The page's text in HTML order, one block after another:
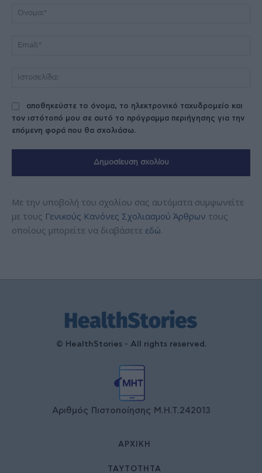
αποθηκεύστε το όνομα, το ηλεκτρονικό ταχυδρομείο και
τον ιστότοπό μου σε αυτό το πρόγραμμα περιήγησης για την
επόμενη φορά που θα σχολιάσω.
Με την υποβολή του σχολίου σας αυτόματα συμφωνείτε
με τους Γενικούς Κανόνες Σχολιασμού Άρθρων τους
οποίους μπορείτε να διαβάσετε εδώ.
© HealthStories - All rights reserved.
Αριθμός Πιστοποίησης Μ.Η.Τ.242013
ΑΡΧΙΚΉ
ΤΑΥΤΌΤΗΤΑ